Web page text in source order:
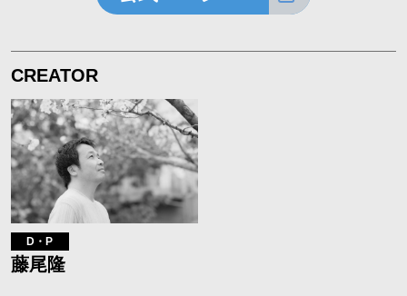
CREATOR
D・P
藤尾隆